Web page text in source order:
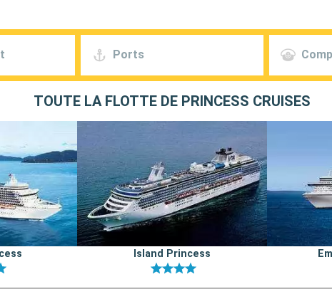
Ports
TOUTE LA FLOTTE DE PRINCESS CRUISES
Island Princess